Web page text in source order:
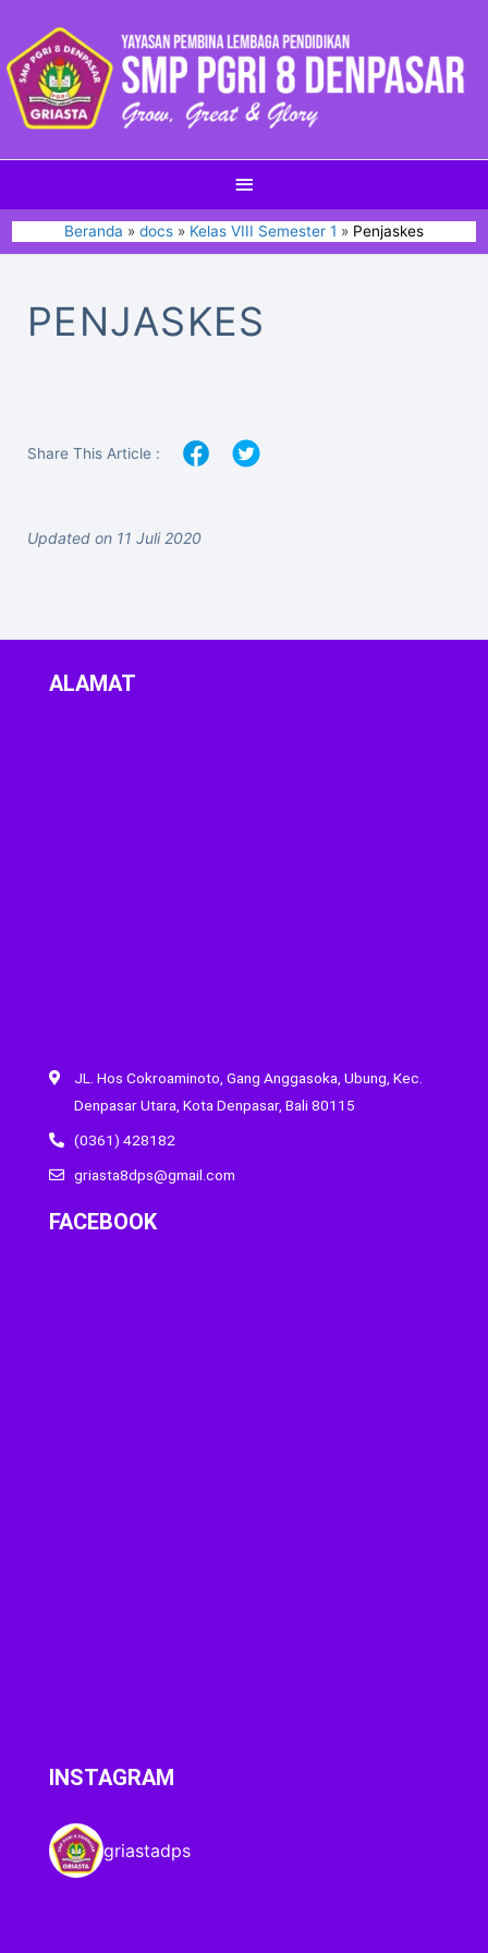
Beranda docs Kelas VIII Semester 1 Penjaskes
PENJASKES
Share This Article :
Updated on 11 Juli 2020
ALAMAT
JL. Hos Cokroaminoto, Gang Anggasoka, Ubung, Kec.
Denpasar Utara, Kota Denpasar, Bali 80115
(0361) 428182
griasta8dps@gmail.com
FACEBOOK
INSTAGRAM
griastadps